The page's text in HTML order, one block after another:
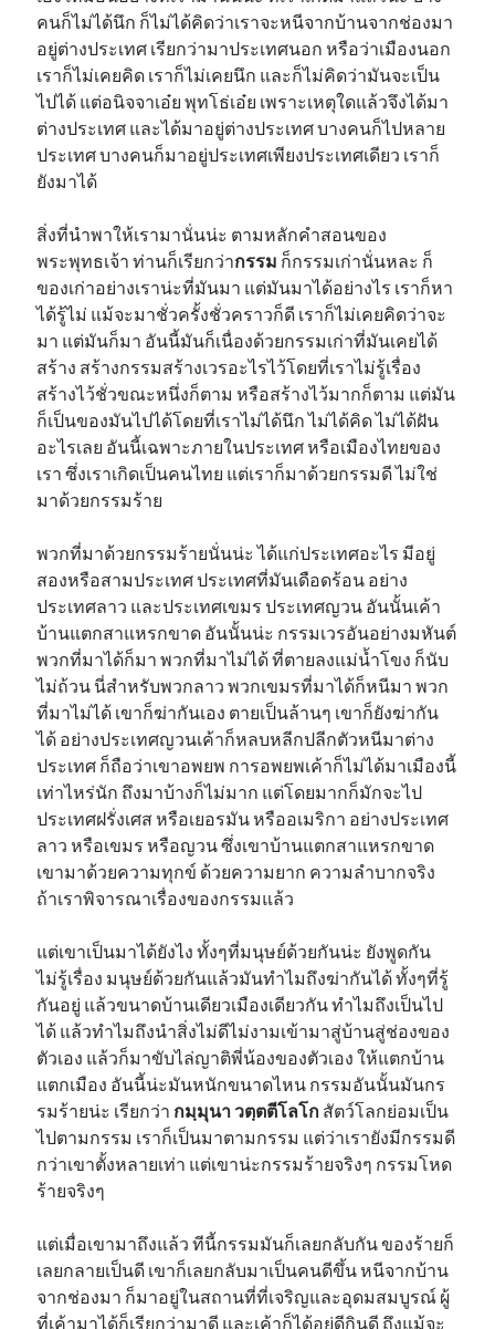
คนก็ไม่ได้นึก ก็ไม่ได้คิดว่าเราจะหนีจากบ้านจากช่องมา
อยู่ต่างประเทศ เรียกว่ามาประเทศนอก หรือว่าเมืองนอก
เราก็ไม่เคยคิด เราก็ไม่เคยนึก และก็ไม่คิดว่ามันจะเป็น
ไปได้ แต่อนิจจาเอ๋ย พุทโธ่เอ๋ย เพราะเหตุใดแล้วจึงได้มา
ต่างประเทศ และได้มาอยู่ต่างประเทศ บางคนก็ไปหลาย
ประเทศ บางคนก็มาอยู่ประเทศเพียงประเทศเดียว เราก็
ยังมาได้
สิ่งที่นำพาให้เรามานั่นน่ะ ตามหลักคำสอนของ
พระพุทธเจ้า ท่านก็เรียกว่ากรรม ก็กรรมเก่านั่นหละ ก็
ของเก่าอย่างเราน่ะที่มันมา แต่มันมาได้อย่างไร เราก็หา
ได้รู้ไม่ แม้จะมาชั่วครั้งชั่วคราวก็ดี เราก็ไม่เคยคิดว่าจะ
มา แต่มันก็มา อันนี้มันก็เนื่องด้วยกรรมเก่าที่มันเคยได้
สร้าง สร้างกรรมสร้างเวรอะไรไว้โดยที่เราไม่รู้เรื่อง
สร้างไว้ชั่วขณะหนึ่งก็ตาม หรือสร้างไว้มากก็ตาม แต่มัน
ก็เป็นของมันไปได้โดยที่เราไม่ได้นึก ไม่ได้คิด ไม่ได้ฝัน
อะไรเลย อันนี้เฉพาะภายในประเทศ หรือเมืองไทยของ
เรา ซึ่งเราเกิดเป็นคนไทย แต่เราก็มาด้วยกรรมดี ไม่ใช่
มาด้วยกรรมร้าย
พวกที่มาด้วยกรรมร้ายนั่นน่ะ ได้แก่ประเทศอะไร มีอยู่
สองหรือสามประเทศ ประเทศที่มันเดือดร้อน อย่าง
ประเทศลาว และประเทศเขมร ประเทศญวน อันนั้นเค้า
บ้านแตกสาแหรกขาด อันนั้นน่ะ กรรมเวรอันอย่างมหันต์
พวกที่มาได้ก็มา พวกที่มาไม่ได้ ที่ตายลงแม่น้ำโขง ก็นับ
ไม่ถ้วน นี่สำหรับพวกลาว พวกเขมรที่มาได้ก็หนีมา พวก
ที่มาไม่ได้ เขาก็ฆ่ากันเอง ตายเป็นล้านๆ เขาก็ยังฆ่ากัน
ได้ อย่างประเทศญวนเค้าก็หลบหลีกปลีกตัวหนีมาต่าง
ประเทศ ก็ถือว่าเขาอพยพ การอพยพเค้าก็ไม่ได้มาเมืองนี้
เท่าไหร่นัก ถึงมาบ้างก็ไม่มาก แต่โดยมากก็มักจะไป
ประเทศฝรั่งเศส หรือเยอรมัน หรืออเมริกา อย่างประเทศ
ลาว หรือเขมร หรือญวน ซึ่งเขาบ้านแตกสาแหรกขาด
เขามาด้วยความทุกข์ ด้วยความยาก ความลำบากจริง
ถ้าเราพิจารณาเรื่องของกรรมแล้ว
แต่เขาเป็นมาได้ยังไง ทั้งๆที่มนุษย์ด้วยกันน่ะ ยังพูดกัน
ไม่รู้เรื่อง มนุษย์ด้วยกันแล้วมันทำไมถึงฆ่ากันได้ ทั้งๆที่รู้
กันอยู่ แล้วขนาดบ้านเดียวเมืองเดียวกัน ทำไมถึงเป็นไป
ได้ แล้วทำไมถึงนำสิ่งไม่ดีไม่งามเข้ามาสู่บ้านสู่ช่องของ
ตัวเอง แล้วก็มาขับไล่ญาติพี่น้องของตัวเอง ให้แตกบ้าน
แตกเมือง อันนี้น่ะมันหนักขนาดไหน กรรมอันนั้นมันกร
รมร้ายน่ะ เรียกว่า กมฺมุนา วตฺตตีโลโก สัตว์โลกย่อมเป็น
ไปตามกรรม เราก็เป็นมาตามกรรม แต่ว่าเรายังมีกรรมดี
กว่าเขาตั้งหลายเท่า แต่เขาน่ะกรรมร้ายจริงๆ กรรมโหด
ร้ายจริงๆ
แต่เมื่อเขามาถึงแล้ว ทีนี้กรรมมันก็เลยกลับกัน ของร้ายก็
เลยกลายเป็นดี เขาก็เลยกลับมาเป็นคนดีขึ้น หนีจากบ้าน
จากช่องมา ก็มาอยู่ในสถานที่ที่เจริญและอุดมสมบูรณ์ ผู้
ที่เค้ามาได้ก็เรียกว่ามาดี และเค้าก็ได้อยู่ดีกินดี ถึงแม้จะ